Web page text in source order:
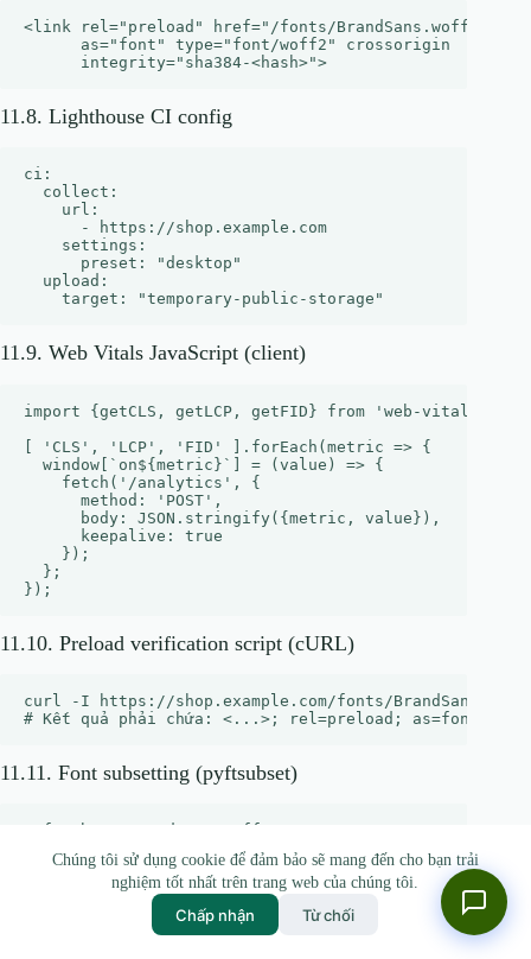
Chúng tôi sử dụng cookie để đảm bảo sẽ mang đến cho bạn trải
nghiệm tốt nhất trên trang web của chúng tôi.
Chấp nhận Từ chối
<link rel="preload" href="/fonts/BrandSans.woff2"
      as="font" type="font/woff2" crossorigin
11.8. Lighthouse CI config
ci:
  collect:
    url:
      - https://shop.example.com
    settings:
      preset: "desktop"
  upload:
11.9. Web Vitals JavaScript (client)
import {getCLS, getLCP, getFID} from 'web-vitals';
[ 'CLS', 'LCP', 'FID' ].forEach(metric => {
  window[`on${metric}`] = (value) => {
    fetch('/analytics', {
      method: 'POST',
      body: JSON.stringify({metric, value}),
      keepalive: true
    });
  };
11.10. Preload verification script (cURL)
curl -I https://shop.example.com/fonts/
11.11. Font subsetting (pyftsubset)
11.12. Rollback script (Git)